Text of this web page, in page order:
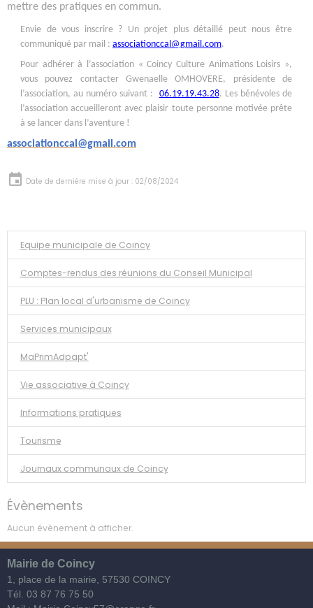
mettre des pratiques en commun.
Envie de vous inscrire ? Un projet plus détaillé peut nous être
communiqué par mail : associationccal@gmail.com.
Pour adhérer à l’association « Coincy Culture Animations Loisirs »,
vous pouvez contacter Gwenaelle OMHOVERE, présidente de
l’association, au numéro suivant : 06.19.19.43.28. Les bénévoles de
l’association accueilleront avec plaisir toute personne motivée prête
à se lancer dans l’aventure !
associationccal@gmail.com
Date de dernière mise à jour : 02/08/2024
Equipe municipale de Coincy
Comptes-rendus des réunions du Conseil Municipal
PLU : Plan local d'urbanisme de Coincy
Services municipaux
MaPrimAdpapt'
Vie associative à Coincy
Informations pratiques
Tourisme
Journaux communaux de Coincy
Évènements
Aucun évènement à afficher.
Mairie de Coincy
1, place de la mairie, 57530 COINCY
Tél. 03 87 76 75 50